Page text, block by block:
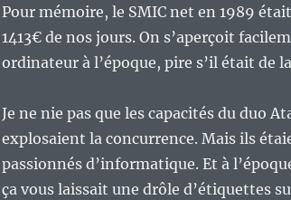
Pour mémoire, le SMIC net en 1989
1413€ de nos jours. On s’aperçoit
ordinateur à l’époque, pire s’il était de
Je ne nie pas que les capacités du duo
explosaient la concurrence. Mais ils
passionnés d’informatique. Et à
ça vous laissait une drôle d’étiquettes